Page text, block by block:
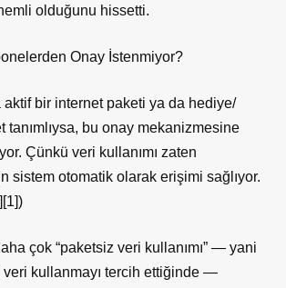
olduğunu hissetti.
Onay İstenmiyor?
aktif bir internet paketi ya da hediye/
tanımlıysa, bu onay mekanizmesine
Çünkü veri kullanımı zaten
sistem otomatik olarak erişimi sağlıyor.
çok “paketsiz veri kullanımı” — yani
veri kullanmayı tercih ettiğinde —